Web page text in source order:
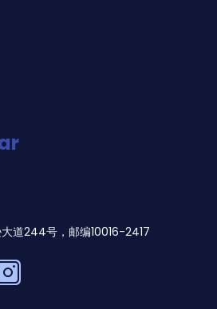
道244号，邮编10016-2417